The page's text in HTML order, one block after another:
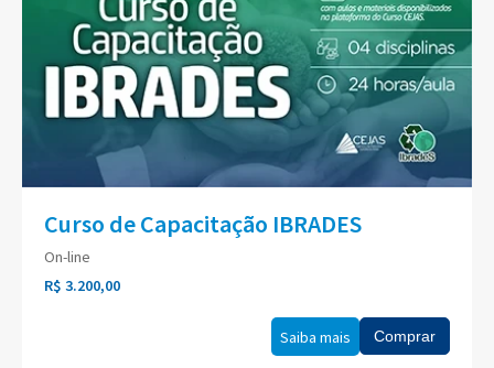
Curso de Capacitação IBRADES
On-line
R$ 3.200,00
Saiba mais Comprar